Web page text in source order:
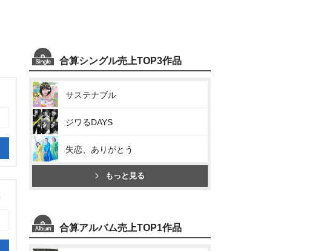
合算シングル売上TOP3作品
サステナブル
ジワるDAYS
失恋、ありがとう
もっと見る
合算アルバム売上TOP1作品